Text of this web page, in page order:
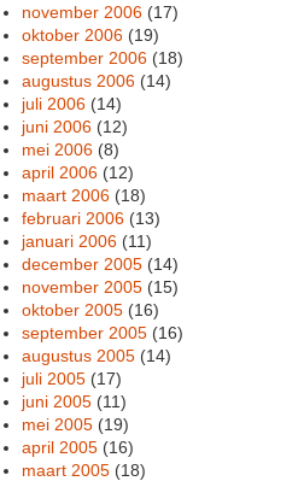
november 2006 (17)
oktober 2006 (19)
september 2006 (18)
augustus 2006 (14)
juli 2006 (14)
juni 2006 (12)
mei 2006 (8)
april 2006 (12)
maart 2006 (18)
februari 2006 (13)
januari 2006 (11)
december 2005 (14)
november 2005 (15)
oktober 2005 (16)
september 2005 (16)
augustus 2005 (14)
juli 2005 (17)
juni 2005 (11)
mei 2005 (19)
april 2005 (16)
maart 2005 (18)